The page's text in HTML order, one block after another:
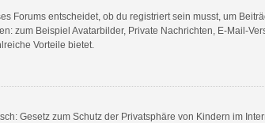
Forums entscheidet, ob du registriert sein musst, um
zum Beispiel Avatarbilder, Private Nachrichten, E-Mail-
Vorteile bietet.
Gesetz zum Schutz der Privatsphäre von Kindern im